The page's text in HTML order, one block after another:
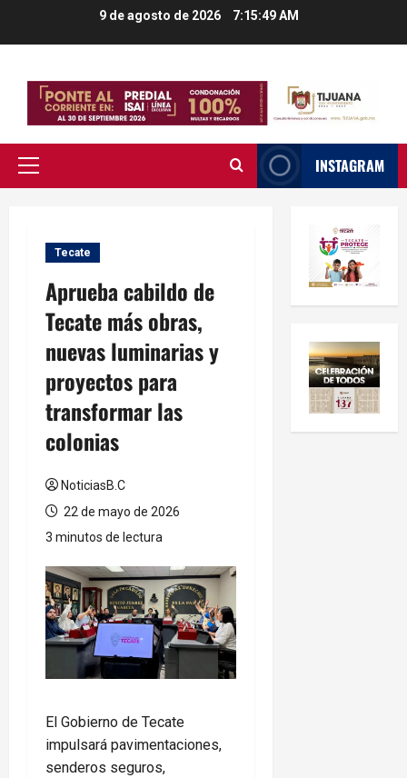
9 de agosto de 2026 7:15:50 AM
Menú
INSTAGRAM
Tecate
Aprueba cabildo de
Tecate más obras,
nuevas luminarias y
proyectos para
transformar las
colonias
NoticiasB.C
22 de mayo de 2026
3 minutos de lectura
El Gobierno de Tecate
impulsará pavimentaciones,
senderos seguros,